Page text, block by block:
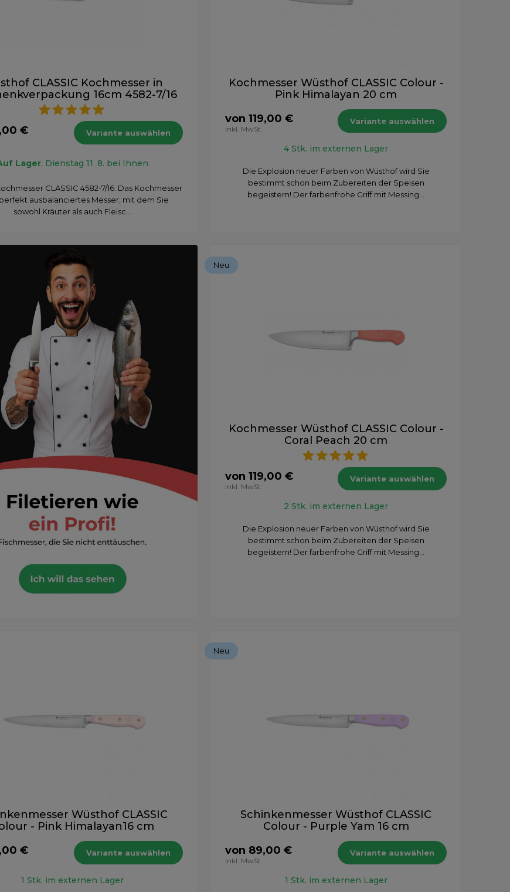
CLASSIC Kochmesser in
16cm 4582-7/16
€ Variante auswählen
Lager, Dienstag 11. 8. bei Ihnen
CLASSIC 4582-7/16. Das Kochmesser
ausbalanciertes Messer, mit dem Sie
sowohl Kräuter als auch Fleisc...
Kochmesser Wüsthof CLASSIC Colour -
Pink Himalayan 20 cm
von 119,00 €
inkl. MwSt.
Variante auswählen
4 Stk. im externen Lager
Die Explosion neuer Farben von Wüsthof wird Sie
bestimmt schon beim Zubereiten der Speisen
begeistern! Der farbenfrohe Griff mit Messing...
Neu
Kochmesser Wüsthof CLASSIC Colour -
Coral Peach 20 cm
von 119,00 €
inkl. MwSt.
Variante auswählen
2 Stk. im externen Lager
Die Explosion neuer Farben von Wüsthof wird Sie
bestimmt schon beim Zubereiten der Speisen
begeistern! Der farbenfrohe Griff mit Messing...
Wüsthof CLASSIC
- Pink Himalayan16 cm
€
Variante auswählen
1 Stk. im externen Lager
Neu
Schinkenmesser Wüsthof CLASSIC
Colour - Purple Yam 16 cm
von 89,00 €
inkl. MwSt.
Variante auswählen
1 Stk. im externen Lager